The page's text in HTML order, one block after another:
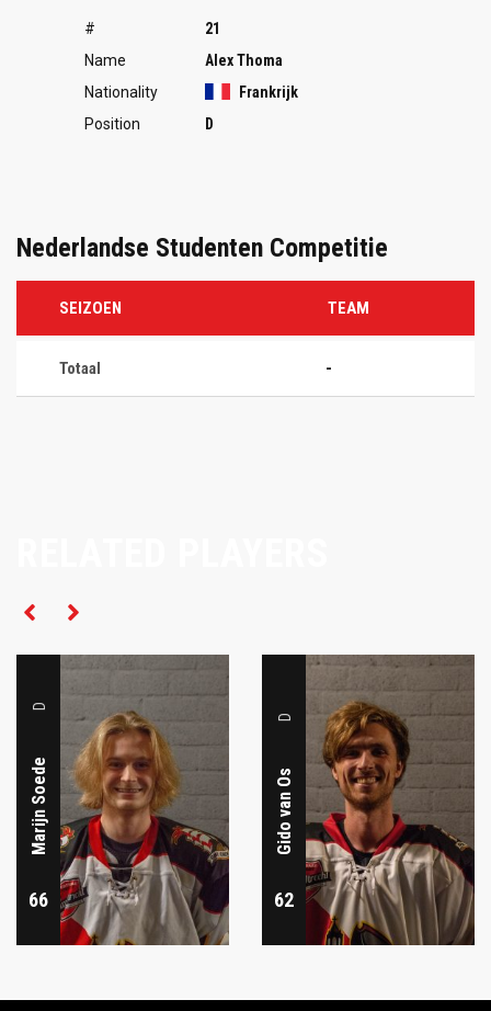
#
21
Name
Alex Thoma
Nationality
Frankrijk
Position
D
Nederlandse Studenten Competitie
SEIZOEN TEAM
Totaal -
66
Marijn Soede
D
62
Gido van Os
D